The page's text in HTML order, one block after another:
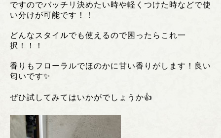
ですのでバッチリ決めたい時や軽くつけた時などで使
い分けが可能です！！
どんなスタイルでも使えるので困ったらこれ一
択！！！
香りもフローラルでほのかに甘い香りがします！良い
匂いです✨
ぜひ試してみてはいかがでしょうか👍